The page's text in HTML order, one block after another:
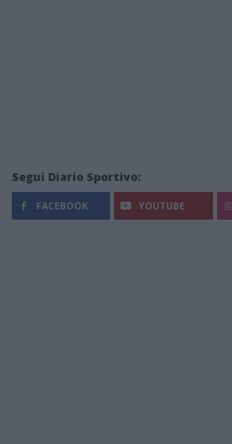
Segui Diario Sportivo:
FACEBOOK YOUTUBE